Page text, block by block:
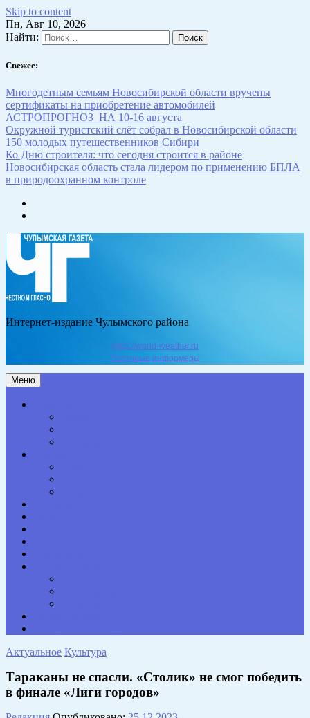
Skip to content
Пн, Авг 10, 2026
Найти:
Свежее:
Многодетным семьям Новосибирской области вручены
сертификаты на приобретение автомобилей
АСТРОПРОГНОЗ НА 10-16 августа
Окружной туристский слёт собрал в Новосибирской области
150 молодых путешественников Сибири
Ко Дню строителя: что сегодня строится в районе
Новосибирская область стала лидером по применению БПЛА
в природоохранном контроле
Интернет-издание Чулымского района
https://world-weather.ru
Погодные информеры
Меню
Актуальное Культура
Тараканы не спасли. «Столик» не смог победить
в финале «Лиги городов»